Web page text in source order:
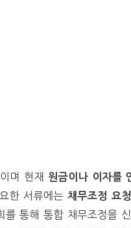
이며 현재 원금이나 이자를
한 서류에는채무조정 요
통해 통합 채무조정을